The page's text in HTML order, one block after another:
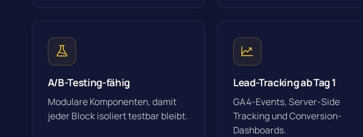
A/B-Testing-fähig
Modulare Komponenten, damit
jeder Block isoliert testbar bleibt.
Lead-Tracking ab Tag 1
GA4-Events, Server-Side
Tracking und Conversion-
Dashboards.